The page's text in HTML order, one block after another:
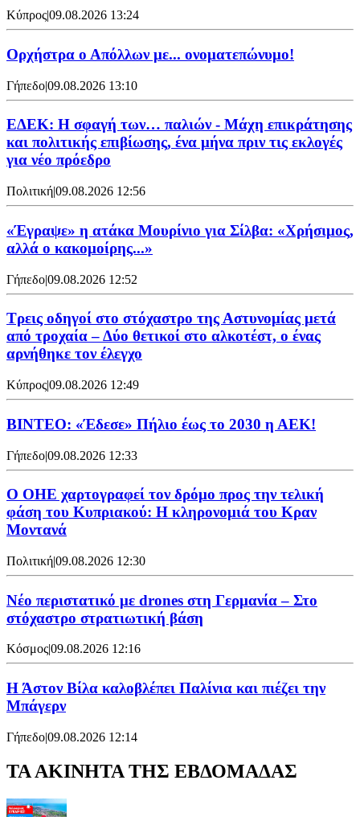
Κύπρος|09.08.2026 13:24
Ορχήστρα o Aπόλλων με... ονοματεπώνυμο!
Γήπεδο|09.08.2026 13:10
ΕΔΕΚ: Η σφαγή των… παλιών - Μάχη επικράτησης
και πολιτικής επιβίωσης, ένα μήνα πριν τις εκλογές
για νέο πρόεδρο
Πολιτική|09.08.2026 12:56
«Έγραψε» η ατάκα Μουρίνιο για Σίλβα: «Χρήσιμος,
αλλά ο κακομοίρης...»
Γήπεδο|09.08.2026 12:52
Τρεις οδηγοί στο στόχαστρο της Αστυνομίας μετά
από τροχαία – Δύο θετικοί στο αλκοτέστ, ο ένας
αρνήθηκε τον έλεγχο
Κύπρος|09.08.2026 12:49
ΒΙΝΤΕΟ: «Έδεσε» Πήλιο έως το 2030 η ΑΕΚ!
Γήπεδο|09.08.2026 12:33
Ο ΟΗΕ χαρτογραφεί τον δρόμο προς την τελική
φάση του Κυπριακού: Η κληρονομιά του Κραν
Μοντανά
Πολιτική|09.08.2026 12:30
Νέο περιστατικό με drones στη Γερμανία – Στο
στόχαστρο στρατιωτική βάση
Κόσμος|09.08.2026 12:16
Η Άστον Βίλα καλοβλέπει Παλίνια και πιέζει την
Μπάγερν
Γήπεδο|09.08.2026 12:14
ΤΑ ΑΚΙΝΗΤΑ ΤΗΣ ΕΒΔΟΜΑΔΑΣ